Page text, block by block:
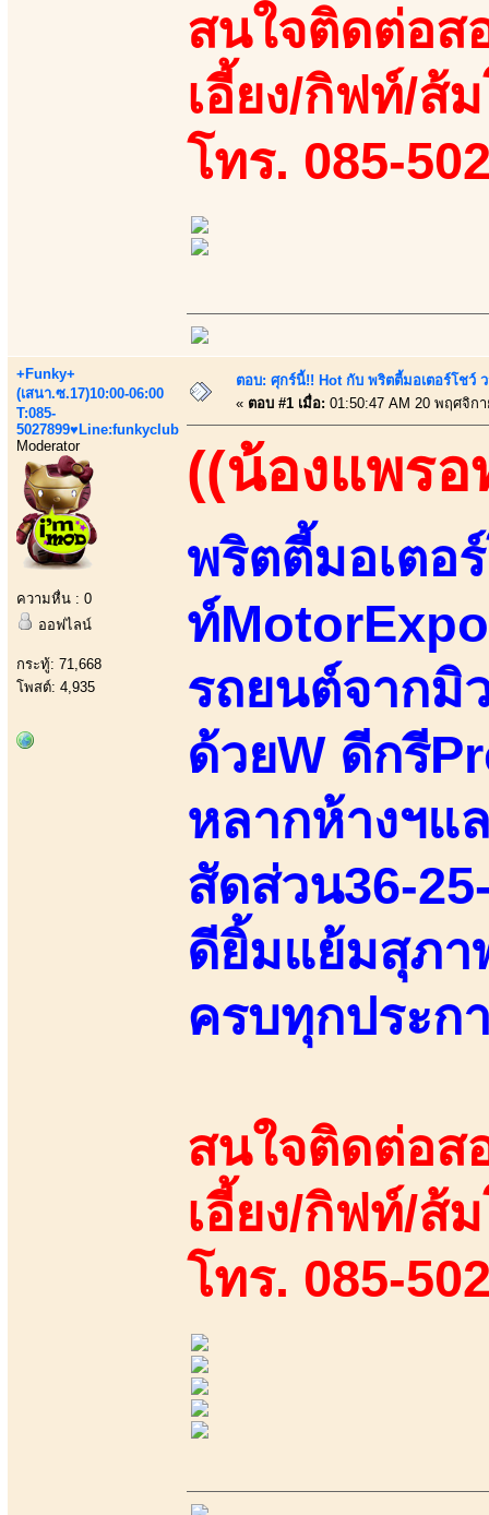
สนใจติดต่อส
เอี้ยง/กิฟท์/ส้
โทร. 085-
+Funky+
(เสนา.ซ.17)10:00-06:00
T:085-
5027899♥Line:funkyclub
Moderator
ความหื่น : 0
ออฟไลน์
กระทู้: 71,668
โพสต์: 4,935
ตอบ: ศุกร์นี้!! Hot กับ พริตตี้มอเตอร์โชว์ ว
« ตอบ #1 เมื่อ: 01:50:47 AM 20 พฤศจิก
((น้องแพรอ
พริตตี้มอเตอ
ท์
รถยนต์จากมิ
ด้วยW ดีกรี
หลากห้างฯแ
สัดส่วน36-
ดียิ้มแย้มสุภา
ครบทุกประก
สนใจติดต่อส
เอี้ยง/กิฟท์/ส้
โทร. 085-